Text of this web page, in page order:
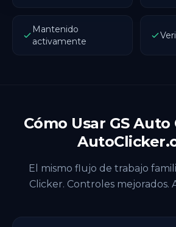
Mantenido
activamente
Cómo Usar GS
El mismo flujo de trabajo
Clicker. Controles mejorados.